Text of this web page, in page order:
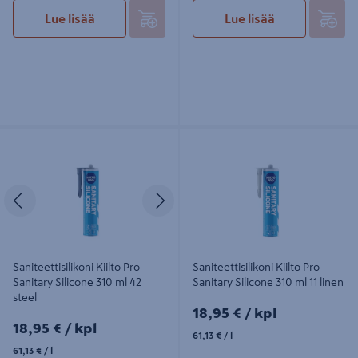
Lue lisää Lue lisää
Edellinen
Saniteettisilikoni Kiilto Pro
Sanitary Silicone 310 ml 42
steel
18,95€/kpl
18,95 € / kpl
61,13 € / l
Saniteettisilikoni Kiilto Pro
Sanitary Silicone 310 ml 11 linen
18,95€/kpl
18,95 € / kpl
61,13 € / l